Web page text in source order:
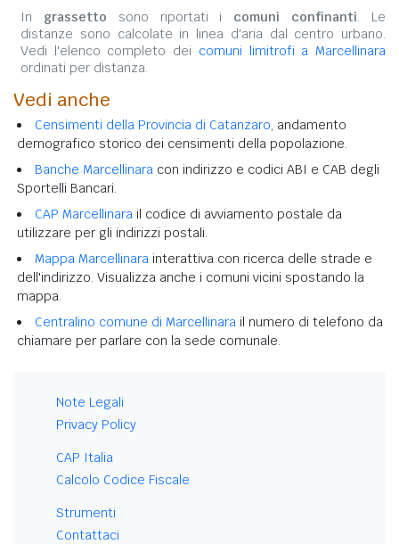
In grassetto sono riportati i comuni confinanti. Le
distanze sono calcolate in linea d'aria dal centro urbano.
Vedi l'elenco completo dei comuni limitrofi a Marcellinara
ordinati per distanza.
Vedi anche
Censimenti della Provincia di Catanzaro, andamento
demografico storico dei censimenti della popolazione.
Banche Marcellinara con indirizzo e codici ABI e CAB degli
Sportelli Bancari.
CAP Marcellinara il codice di avviamento postale da
utilizzare per gli indirizzi postali.
Mappa Marcellinara interattiva con ricerca delle strade e
dell'indirizzo. Visualizza anche i comuni vicini spostando la
mappa.
Centralino comune di Marcellinara il numero di telefono da
chiamare per parlare con la sede comunale.
Note Legali
Privacy Policy
CAP Italia
Calcolo Codice Fiscale
Strumenti
Contattaci